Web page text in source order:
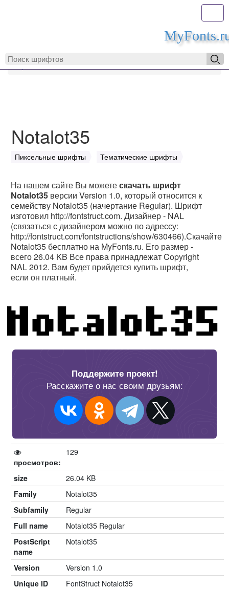
MyFonts.ru
Notalot35
Пиксельные шрифты Тематические шрифты
На нашем сайте Вы можетескачать шрифт
Notalot35 версии Version 1.0, который относится к
семейству Notalot35 (начертание Regular). Шрифт
изготовил http://fontstruct.com. Дизайнер - NAL
(связаться с дизайнером можно по адрессу:
http://fontstruct.com/fontstructions/show/630466).Скачайте
Notalot35 бесплатно на MyFonts.ru. Его размер -
всего 26.04 KB Все права принадлежат Copyright
NAL 2012. Вам будет прийдется купить шрифт,
если он платный.
Поддержите проект!
Расскажите о нас своим друзьям:
просмотров:
129
size
26.04 KB
Family
Notalot35
Subfamily
Regular
Full name
Notalot35 Regular
PostScript
name
Notalot35
Version
Version 1.0
Unique ID
FontStruct Notalot35